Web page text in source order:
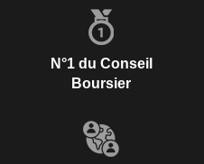
N°1 du Conseil
Boursier